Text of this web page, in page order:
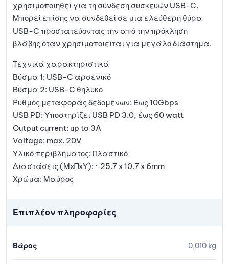
χρησιμοποιηθεί για τη σύνδεση συσκευών USB-C.
Μπορεί επίσης να συνδεθεί σε μια ελεύθερη θύρα
USB-C προστατεύοντας την από την πρόκληση
βλάβης όταν χρησιμοποιείται για μεγάλο διάστημα.
Τεχνικά χαρακτηριστικά
Βύσμα 1: USB-C αρσενικό
Βύσμα 2: USB-C θηλυκό
Ρυθμός μεταφοράς δεδομένων: Έως 10Gbps
USB PD: Υποστηρίζει USB PD 3.0, έως 60 watt
Output current: up to 3A
Voltage: max. 20V
Υλικό περιβλήματος: Πλαστικό
Διαστάσεις (ΜxΠxΥ): ~ 25.7 x 10.7 x 6mm
Χρώμα: Μαύρος
Επιπλέον πληροφορίες
Βάρος 0,010 kg